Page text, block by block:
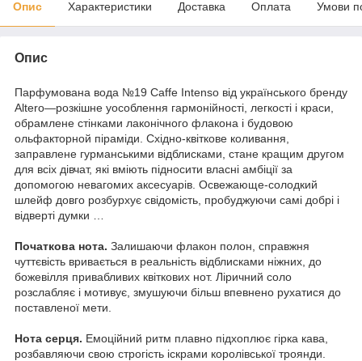
Опис Характеристики Доставка Оплата Умови
Опис
Парфумована вода №19 Caffe Intenso від українського бренду
Altero—розкішне уособлення гармонійності, легкості і краси,
обрамлене стінками лаконічного флакона і будовою
ольфакторной піраміди. Східно-квіткове коливання,
заправлене гурманськими відблисками, стане кращим другом
для всіх дівчат, які вміють підносити власні амбіції за
допомогою невагомих аксесуарів. Освежающе-солодкий
шлейф довго розбурхує свідомість, пробуджуючи самі добрі і
відверті думки …
Початкова нота. Залишаючи флакон полон, справжня
чуттєвість вривається в реальність відблисками ніжних, до
божевілля привабливих квіткових нот. Ліричний соло
розслабляє і мотивує, змушуючи більш впевнено рухатися до
поставленої мети.
Нота серця. Емоційний ритм плавно підхоплює гірка кава,
розбавляючи свою строгість іскрами королівської троянди.